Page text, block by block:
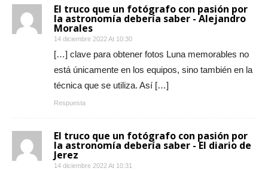
El truco que un fotógrafo con pasión por
la astronomía debería saber - Alejandro
Morales
14 diciembre 2022 At 10:30
[…] clave para obtener fotos Luna memorables no
está únicamente en los equipos, sino también en la
técnica que se utiliza. Así […]
Respuesta
El truco que un fotógrafo con pasión por
la astronomía debería saber - El diario de
Jerez
14 diciembre 2022 At 10:31